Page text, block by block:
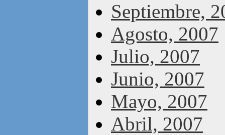
Septiembre,
Agosto, 2007
Julio, 2007
Junio, 2007
Mayo, 2007
Abril, 2007